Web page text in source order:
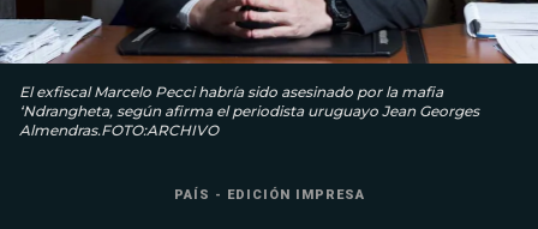
El exfiscal Marcelo Pecci habría sido asesinado por la mafia
‘Ndrangheta, según afirma el periodista uruguayo Jean Georges
Almendras.FOTO:ARCHIVO
PAÍS - EDICIÓN IMPRESA